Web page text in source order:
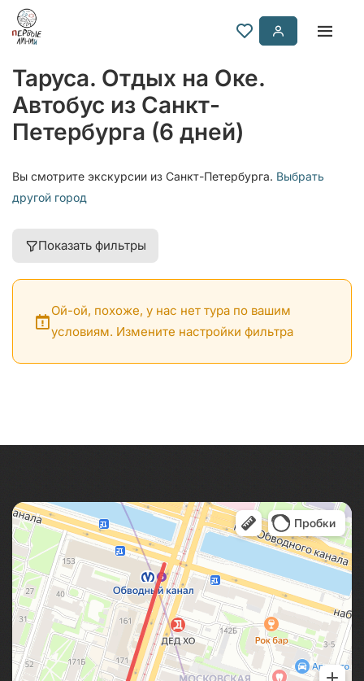
Таруса. Отдых на Оке.
Автобус из Санкт-
Петербурга (6 дней)
Вы смотрите экскурсии из Санкт-Петербурга. Выбрать
другой город
Показать фильтры
Ой-ой, похоже, у нас нет тура по вашим
условиям. Измените настройки фильтра